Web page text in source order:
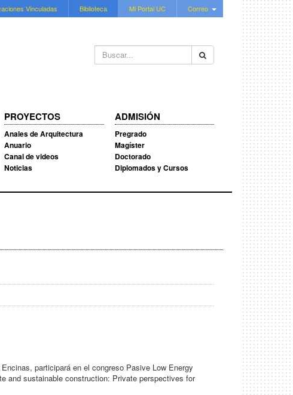
Vinculadas Biblioteca Mi Portal UC Correo
Buscar...
PROYECTOS
Anales de Arquitectura
Anuario
Canal de videos
Noticias
ADMISIÓN
Pregrado
Magíster
Doctorado
Diplomados y Cursos
participará en el congreso Pasive Low Energy
and sustainable construction: Private perspectives for